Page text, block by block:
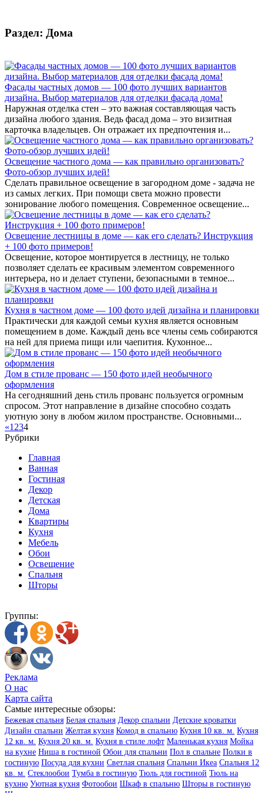
Раздел: Дома
Фасады частных домов — 100 фото лучших вариантов
дизайна. Выбор материалов для отделки фасада дома!
Наружная отделка стен – это важная составляющая часть
дизайна любого здания. Ведь фасад дома – это визитная
карточка владельцев. Он отражает их предпочтения и...
Освещение частного дома — как правильно организовать?
Фото-обзор лучших идей!
Сделать правильное освещение в загородном доме - задача не
из самых легких. При помощи света можно провести
зонирование любого помещения. Современное освещение...
Освещение лестницы в доме — как его сделать? Инструкция
+ 100 фото примеров!
Освещение, которое монтируется в лестницу, не только
позволяет сделать ее красивым элементом современного
интерьера, но и делает ступени, безопасными в темное...
Кухня в частном доме — 100 фото идей дизайна и планировки
Практически для каждой семьи кухня является основным
помещением в доме. Каждый день все члены семь собираются
на ней для приема пищи или чаепития. Кухонное...
Дом в стиле прованс — 150 фото идей необычного
оформления
На сегодняшний день стиль прованс пользуется огромным
спросом. Этот направление в дизайне способно создать
уютную зону в любом жилом пространстве. Основными...
«1234
Рубрики
Главная
Ванная
Гостиная
Декор
Детская
Дома
Квартиры
Кухня
Мебель
Обои
Освещение
Спальня
Шторы
Группы:
Реклама
О нас
Карта сайта
Самые интересные обзоры:
Бежевая спальня Белая спальня Декор спальни Детские кроватки
Дизайн спальни Желтая кухня Комод в спальню Кухня 10 кв. м. Кухня
12 кв. м. Кухня 20 кв. м. Кухня в стиле лофт Маленькая кухня Мойка
на кухне Ниша в гостиной Обои для спальни Пол в спальне Полки в
гостиную Посуда для кухни Светлая спальня Спальни Икеа Спальня 12
кв. м. Стеклообои Тумба в гостиную Тюль для гостиной Тюль на
кухню Уютная кухня Фотообои Шкаф в спальню Шторы в гостиную